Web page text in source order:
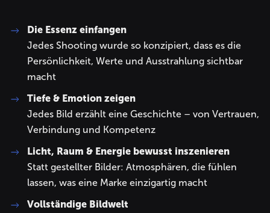
Die Essenz einfangen
Jedes Shooting wurde so konzipiert, dass es die
Persönlichkeit, Werte und Ausstrahlung sichtbar
macht
Tiefe & Emotion zeigen
Jedes Bild erzählt eine Geschichte – von Vertrauen,
Verbindung und Kompetenz
Licht, Raum & Energie bewusst inszenieren
Statt gestellter Bilder: Atmosphären, die fühlen
lassen, was eine Marke einzigartig macht
Vollständige Bildwelt